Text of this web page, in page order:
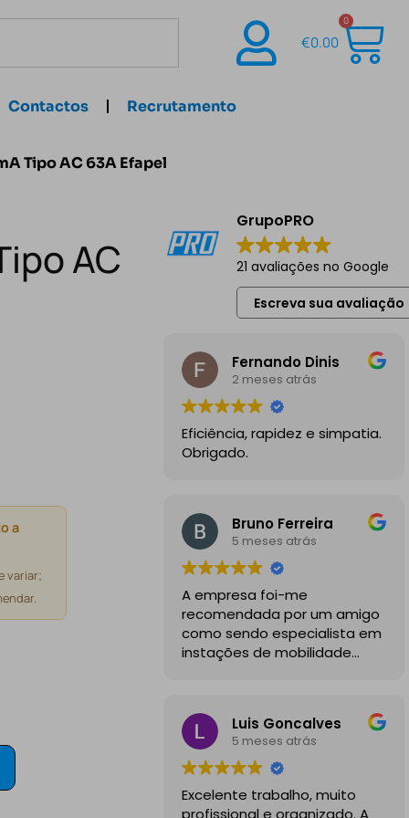
€0.00
0
Contactos Recrutamento
Tipo AC 63A Efapel
AC
a
variar;
GrupoPRO
21 avaliações no Google
Escreva sua avaliação
Fernando Dinis
2 meses atrás
Eficiência, rapidez e simpatia.
Obrigado.
Bruno Ferreira
5 meses atrás
A empresa foi-me
recomendada por um amigo
como sendo especialista em
instações de mobilidade
profissionais, comunicativos e
disponiveis para todas as
minhas dúvidas.
A instalação de tomada
reforçada em garagem
Luis Goncalves
5 meses atrás
Excelente trabalho, muito
profissional e organizado. A